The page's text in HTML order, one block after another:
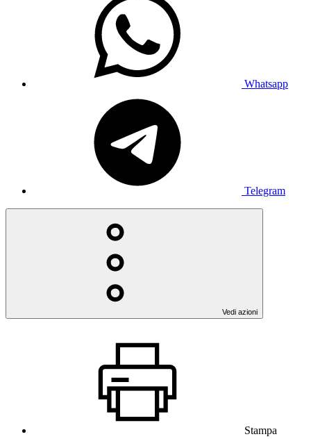
Whatsapp
Telegram
Vedi azioni
Stampa